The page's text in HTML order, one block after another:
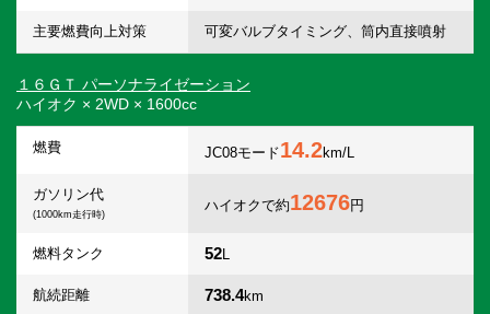
主要燃費向上対策 可変バルブタイミング、筒内直接噴射
１６ＧＴ パーソナライゼーション
ハイオク × 2WD × 1600cc
燃費 JC08モード14.2km/L
ガソリン代
(1000km走行時)
ハイオクで約12676円
燃料タンク 52L
航続距離 738.4km